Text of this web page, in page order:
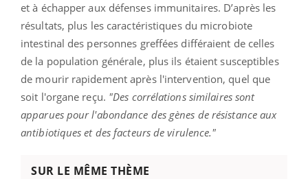
et à échapper aux défenses immunitaires. D’après les
résultats, plus les caractéristiques du microbiote
intestinal des personnes greffées différaient de celles
de la population générale, plus ils étaient susceptibles
de mourir rapidement après l'intervention, quel que
soit l'organe reçu. "Des corrélations similaires sont
apparues pour l'abondance des gènes de résistance aux
antibiotiques et des facteurs de virulence."
SUR LE MÊME THÈME